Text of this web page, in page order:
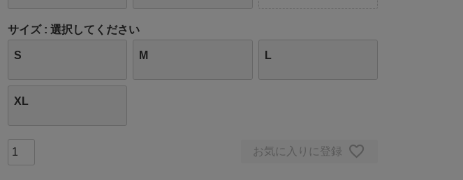
サイズ 選択してください
S M L
XL
お気に入りに登録